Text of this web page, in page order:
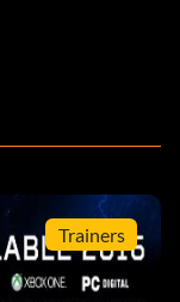
Trainers